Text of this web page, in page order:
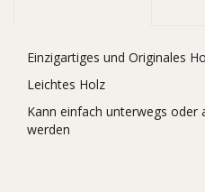
Einzigartiges und Originales
Leichtes Holz
Kann einfach unterwegs oder
werden